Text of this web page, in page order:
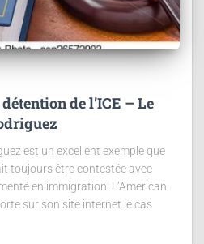
de l’ICE – Le
est un excellent exemple que
toujours être contestée avec
en immigration. L’American
sur son site internet le cas